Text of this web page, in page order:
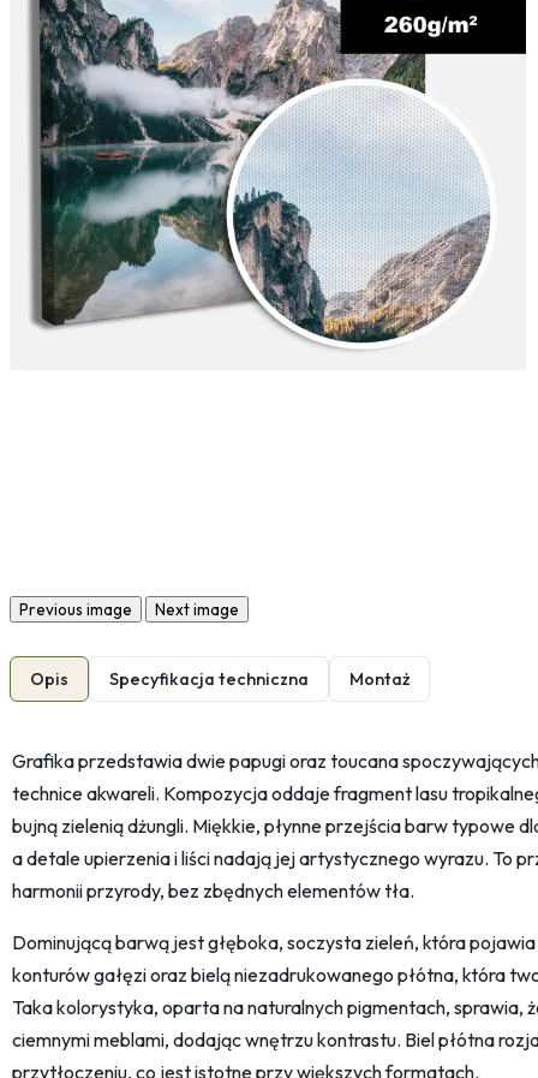
Previous image Next image
Opis Specyfikacja techniczna Montaż
Grafika przedstawia dwie papugi oraz toucana
technice akwareli. Kompozycja oddaje fragment lasu
bujną zielenią dżungli. Miękkie, płynne przejścia barw typowe
a detale upierzenia i liści nadają jej artystycznego wyrazu. To
harmonii przyrody, bez zbędnych elementów tła.
Dominującą barwą jest głęboka, soczysta zieleń, która
konturów gałęzi oraz bielą niezadrukowanego płótna, która
Taka kolorystyka, oparta na naturalnych pigmentach, sprawia,
ciemnymi meblami, dodając wnętrzu kontrastu. Biel płótna
przytłoczeniu, co jest istotne przy większych formatach.